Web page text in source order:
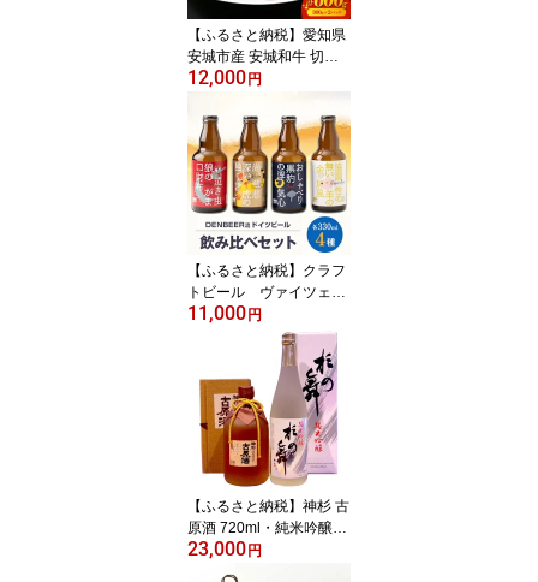
【ふるさと納税】愛知県
安城市産 安城和牛 切り
落とし 300g×2パック_
産 愛知県 安城市 精肉 小
分け 美味しい 人気 おす
すめ 送料無料 【配送不
可地域：離島】【11414
47】
12,000 円
【ふるさと納税】クラフ
トビール ヴァイツェ
ン・アルトビア・ボッ
ク・ジンジャービール
4種 飲み比べセット
【配送不可地域：離島】
【1224228】
11,000 円
【ふるさと納税】神杉 古
原酒 720ml・純米吟醸杉
の舞720ml 2本セット【1
143363】
23,000 円